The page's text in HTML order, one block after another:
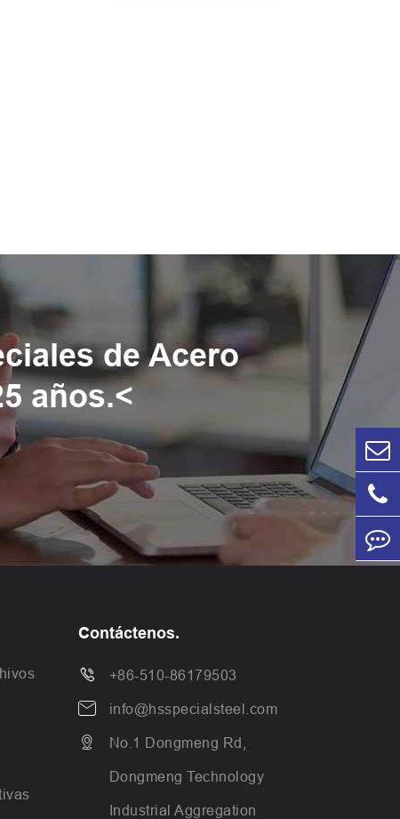
de Acero
años.<
Contáctenos.
 +86-510-86179503
 info@hsspecialsteel.com
 No.1 Dongmeng Rd,
Dongmeng Technology
Industrial Aggregation